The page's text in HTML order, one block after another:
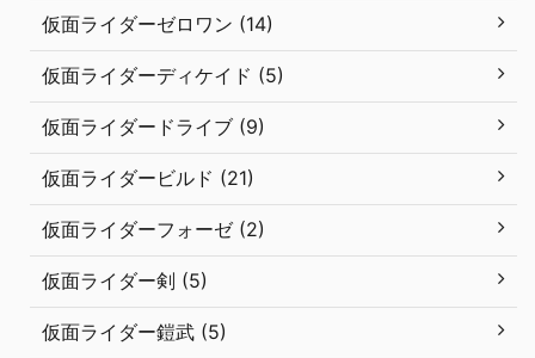
仮面ライダーゼロワン (14)
仮面ライダーディケイド (5)
仮面ライダードライブ (9)
仮面ライダービルド (21)
仮面ライダーフォーゼ (2)
仮面ライダー剣 (5)
仮面ライダー鎧武 (5)